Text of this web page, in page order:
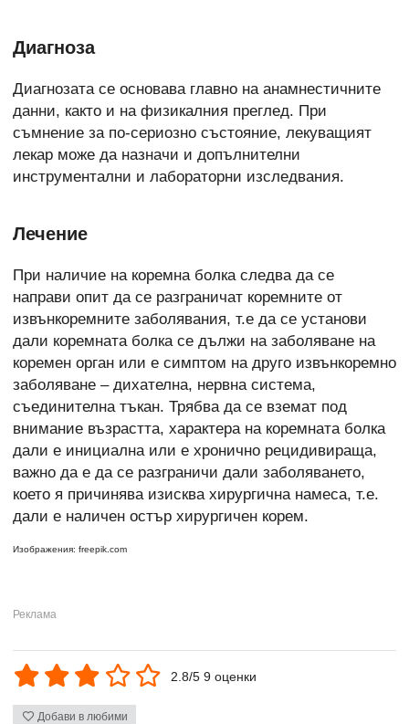
Диагноза
Диагнозата се основава главно на анамнестичните
данни, както и на физикалния преглед. При
съмнение за по-сериозно състояние, лекуващият
лекар може да назначи и допълнителни
инструментални и лабораторни изследвания.
Лечение
При наличие на коремна болка следва да се
направи опит да се разграничат коремните от
извънкоремните заболявания, т.е да се установи
дали коремната болка се дължи на заболяване на
коремен орган или е симптом на друго извънкоремно
заболяване – дихателна, нервна система,
съединителна тъкан. Трябва да се вземат под
внимание възрастта, характера на коремната болка
дали е инициална или е хронично рецидивираща,
важно да е да се разграничи дали заболяването,
което я причинява изисква хирургична намеса, т.е.
дали е наличен остър хирургичен корем.
Изображения: freepik.com
2.8/5 9 оценки
Добави в любими